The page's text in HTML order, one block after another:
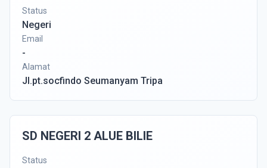
Status
Negeri
Email
-
Alamat
Jl.pt.socfindo Seumanyam Tripa
SD NEGERI 2 ALUE BILIE
Status